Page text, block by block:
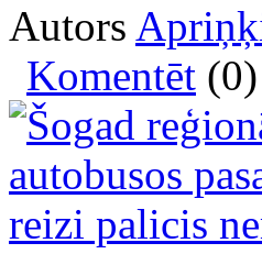
Autors
Komentēt (0)